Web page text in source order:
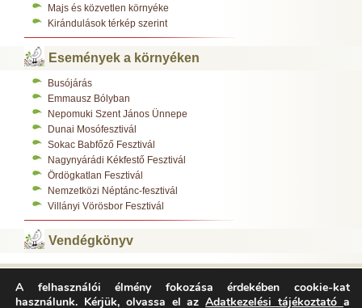
Majs és közvetlen környéke
Kirándulások térkép szerint
Események a környéken
Busójárás
Emmausz Bólyban
Nepomuki Szent János Ünnepe
Dunai Mosófesztivál
Sokac Babfőző Fesztivál
Nagynyárádi Kékfestő Fesztivál
Ördögkatlan Fesztivál
Nemzetközi Néptánc-fesztivál
Villányi Vörösbor Fesztivál
Vendégkönyv
Varázsfészek Vendégház 7783 Majs, Kossuth L. u. 308.
Tel.:
+36-70/312-0485
A felhasználói élmény fokozása érdekében cookie-kat
használunk. Kérjük, olvassa el azAdatkezelési tájékoztató a